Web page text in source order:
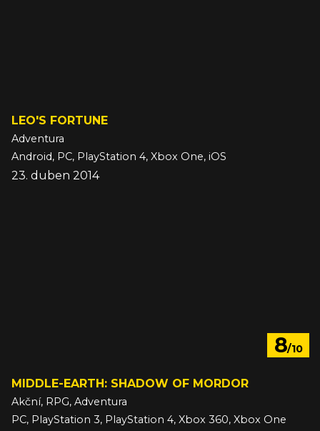
LEO'S FORTUNE
Adventura
Android, PC, PlayStation 4, Xbox One, iOS
23. duben 2014
8/10
MIDDLE-EARTH: SHADOW OF MORDOR
Akční, RPG, Adventura
PC, PlayStation 3, PlayStation 4, Xbox 360, Xbox One